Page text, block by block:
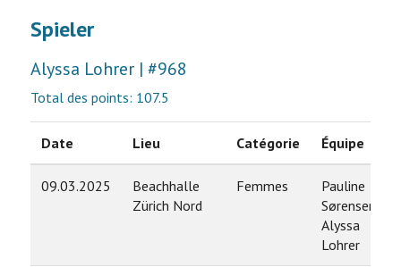
Spieler
Alyssa Lohrer | #968
Total des points: 107.5
Date Lieu Catégorie Équipe
09.03.2025
Beachhalle
Zürich Nord
Femmes
Pauline
Sørensen /
Alyssa
Lohrer